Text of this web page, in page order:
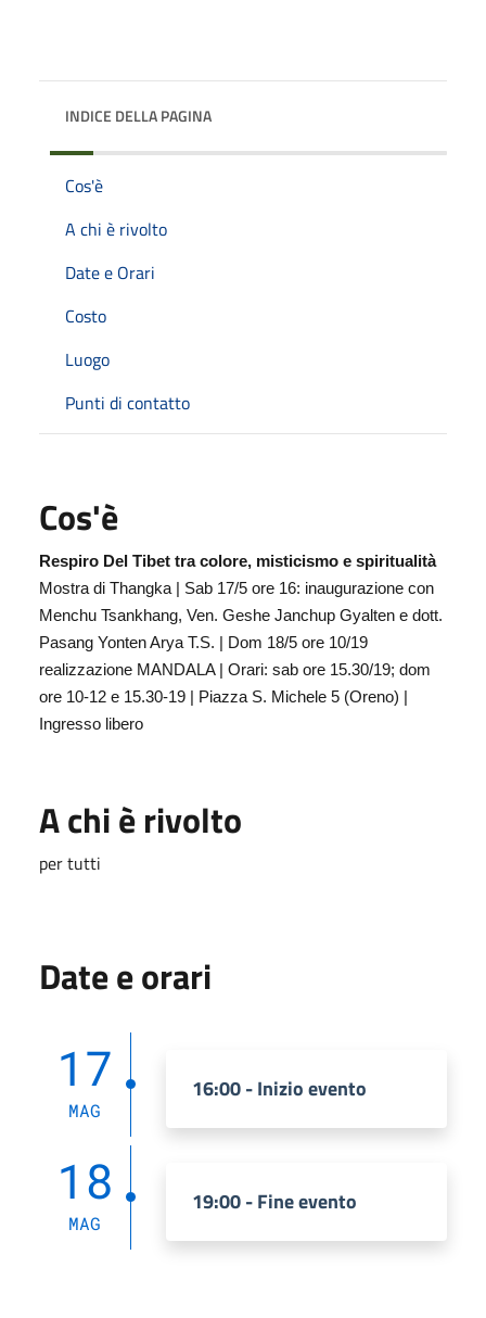
INDICE DELLA PAGINA
Cos'è
A chi è rivolto
Date e Orari
Costo
Luogo
Punti di contatto
Cos'è
Respiro Del Tibet tra colore, misticismo e spiritualità
Mostra di Thangka | Sab 17/5 ore 16: inaugurazione con
Menchu Tsankhang, Ven. Geshe Janchup Gyalten e dott.
Pasang Yonten Arya T.S. | Dom 18/5 ore 10/19
realizzazione MANDALA | Orari: sab ore 15.30/19; dom
ore 10-12 e 15.30-19 | Piazza S. Michele 5 (Oreno) |
Ingresso libero
A chi è rivolto
per tutti
Date e orari
17
MAG
16:00 - Inizio evento
18
MAG
19:00 - Fine evento